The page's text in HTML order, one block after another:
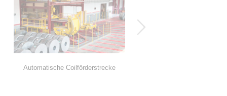
Automatische Coilförderstrecke